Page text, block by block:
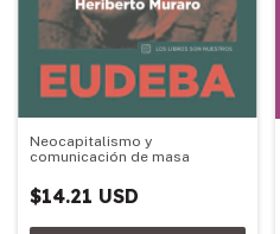
Neocapitalismo y
comunicación de masa
$14.21 USD